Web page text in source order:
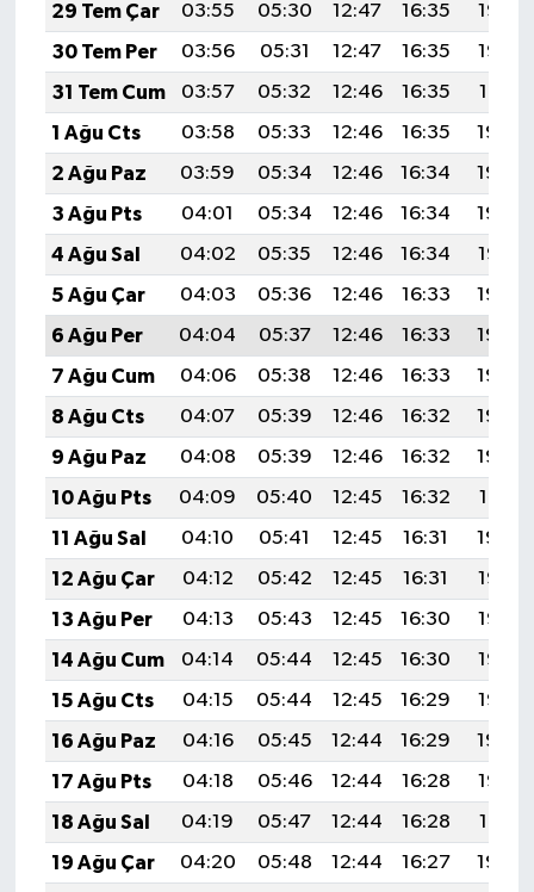
29 Tem Çar
03:55 05:30 12:47 16:35
19:53
30 Tem Per
03:56 05:31 12:47 16:35
19:52
31 Tem Cum
03:57 05:32 12:46 16:35
19:51
1 Ağu Cts
03:58 05:33 12:46 16:35
19:50
2 Ağu Paz
03:59 05:34 12:46 16:34
19:49
3 Ağu Pts
04:01 05:34 12:46 16:34
19:48
4 Ağu Sal
04:02 05:35 12:46 16:34
19:47
5 Ağu Çar
04:03 05:36 12:46 16:33
19:46
6 Ağu Per
04:04 05:37 12:46 16:33
19:45
7 Ağu Cum
04:06 05:38 12:46 16:33
19:44
8 Ağu Cts
04:07 05:39 12:46 16:32
19:43
9 Ağu Paz
04:08 05:39 12:46 16:32
19:42
10 Ağu Pts
04:09 05:40 12:45 16:32
19:41
11 Ağu Sal
04:10 05:41 12:45 16:31
19:40
12 Ağu Çar
04:12 05:42 12:45 16:31
19:38
13 Ağu Per
04:13 05:43 12:45 16:30
19:37
14 Ağu Cum
04:14 05:44 12:45 16:30
19:36
15 Ağu Cts
04:15 05:44 12:45 16:29
19:35
16 Ağu Paz
04:16 05:45 12:44 16:29
19:34
17 Ağu Pts
04:18 05:46 12:44 16:28
19:32
18 Ağu Sal
04:19 05:47 12:44 16:28
19:31
19 Ağu Çar
04:20 05:48 12:44 16:27
19:30